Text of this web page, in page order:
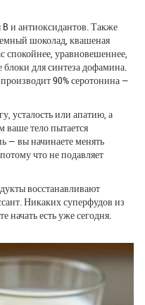
и антиоксидантов . Также
шоколад, квашеная
спокойнее, уравновешеннее,
для синтеза дофамина.
90% серотонина —
усталость или апатию, а
ваше тело пытается
— вы начинаете менять
что не подавляет
восстанавливают
Никаких суперфудов из
есть уже сегодня.